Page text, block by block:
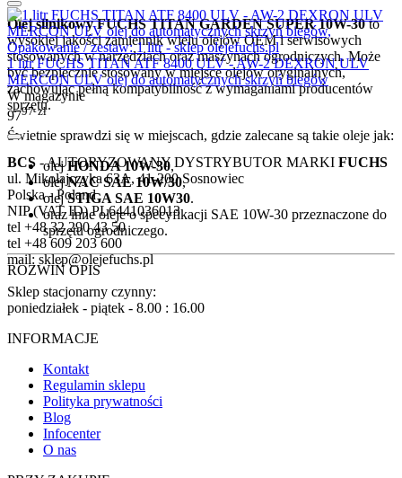
Olej silnikowy FUCHS TITAN GARDEN SUPER 10W-30to
wysokiej jakości zamiennik wielu olejów OEM i serwisowych
stosowanych w narzędziach oraz maszynach ogrodniczych. Może
być bezpiecznie stosowany w miejsce olejów oryginalnych,
zachowując pełną kompatybilność z wymaganiami producentów
sprzętu.
Świetnie sprawdzi się w miejscach, gdzie zalecane są takie oleje jak:
olejHONDA 10W-30,
olejNAC SAE 10W/30,
olejSTIGA SAE 10W30.
oraz inne oleje o specyfikacji SAE 10W-30 przeznaczone do
sprzętu ogrodniczego.
ROZWIŃ OPIS
1 litr FUCHS TITAN ATF 8400 ULV - AW-2 DEXRON ULV
MERCON ULV olej do automatycznych skrzyń biegów
W magazynie
9797 zł
BCS - AUTORYZOWANY DYSTRYBUTOR MARKI FUCHS
ul. Mikołajczyka 63A, 41-200 Sosnowiec
Polska - Poland
NIP (VAT ID) PL6441036013
tel +48 32 290 43 50
tel +48 609 203 600
mail: sklep@olejefuchs.pl
Sklep stacjonarny czynny:
poniedziałek - piątek - 8.00 : 16.00
INFORMACJE
Kontakt
Regulamin sklepu
Polityka prywatności
Blog
Infocenter
O nas